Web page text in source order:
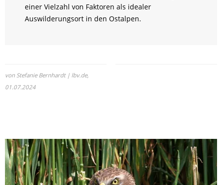
einer Vielzahl von Faktoren als idealer
Auswilderungsort in den Ostalpen.
von Stefanie Bernhardt | lbv.de,
01.07.2024